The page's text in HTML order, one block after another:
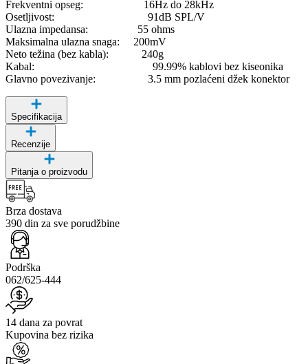
Frekventni opseg: 16Hz do 28kHz
Osetljivost: 91dB SPL/V
Ulazna impedansa: 55 ohms
Maksimalna ulazna snaga: 200mV
Neto težina (bez kabla): 240g
Kabal: 99.99% kablovi bez kiseonika
Glavno povezivanje: 3.5 mm pozlaćeni džek konektor
Specifikacija
Recenzije
Pitanja o proizvodu
Brza dostava
390 din za sve porudžbine
Podrška
062/625-444
14 dana za povrat
Kupovina bez rizika